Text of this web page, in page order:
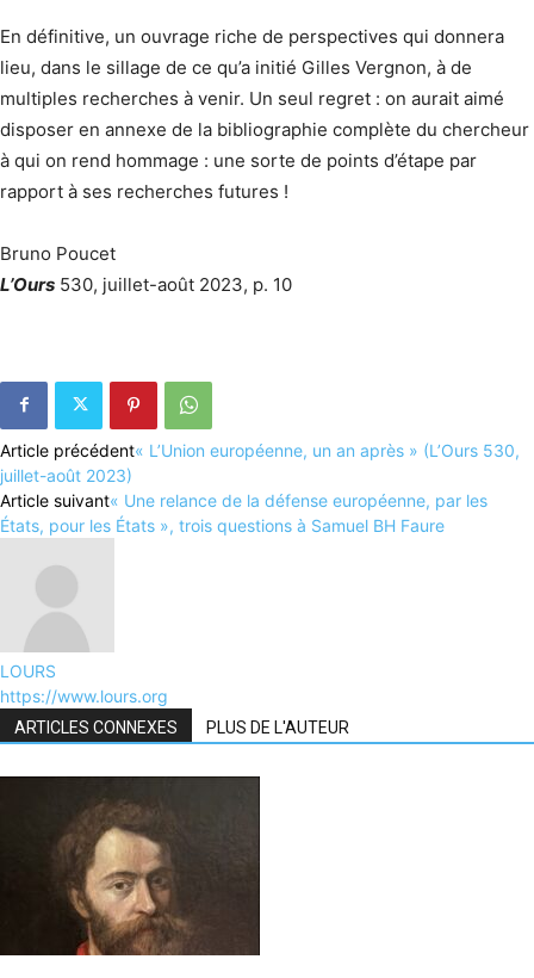
En définitive, un ouvrage riche de perspectives qui donnera
lieu, dans le sillage de ce qu’a initié Gilles Vergnon, à de
multiples recherches à venir. Un seul regret : on aurait aimé
disposer en annexe de la bibliographie complète du chercheur
à qui on rend hommage : une sorte de points d’étape par
rapport à ses recherches futures !
Bruno Poucet
L’Ours 530, juillet-août 2023, p. 10
Article précédent« L’Union européenne, un an après » (L’Ours 530,
juillet-août 2023)
Article suivant« Une relance de la défense européenne, par les
États, pour les États », trois questions à Samuel BH Faure
LOURS
https://www.lours.org
ARTICLES CONNEXES PLUS DE L'AUTEUR